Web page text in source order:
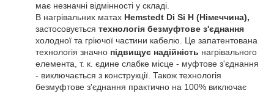
має незначні відмінності у складі.
В нагрівальних матах Hemstedt Di Si H (Німеччина),
застосовується технологія безмуфтове з'єднання
холодної та гріючої частини кабелю. Це запатентована
технологія значно підвищує надійність нагрівального
елемента, т. к. єдине слабке місце - муфтове з'єднання
- виключається з конструкції. Також технологія
безмуфтове з'єднання практично на 100% виключає